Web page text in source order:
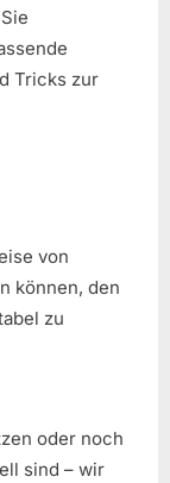
Tricks zur
von
können, den
zu
oder noch
sind – wir